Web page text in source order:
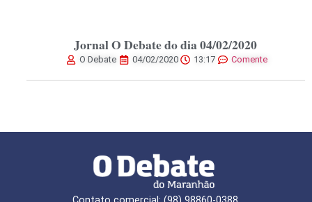
Jornal O Debate do dia 04/02/2020
O Debate 04/02/2020 13:17 Comente